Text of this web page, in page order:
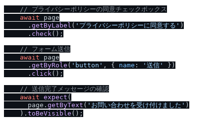
// プライバシーポリシーの同意チェックボックス
await page
      .
getByLabel ( 'プライバシーポリシーに同意する' )
      .
check();
// フォーム送信
await page
      .
getByRole ( 'button' , { name : '送信'
})
      .
click();
// 送信完了メッセージの確認
await expect (
      page.
getByText ( 'お問い合わせを受け付けました' )
    ).
toBeVisible ();